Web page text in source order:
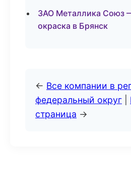
ЗАО Металлика Союз
окраска в Брянск
← Все компании в
федеральный округ
страница →